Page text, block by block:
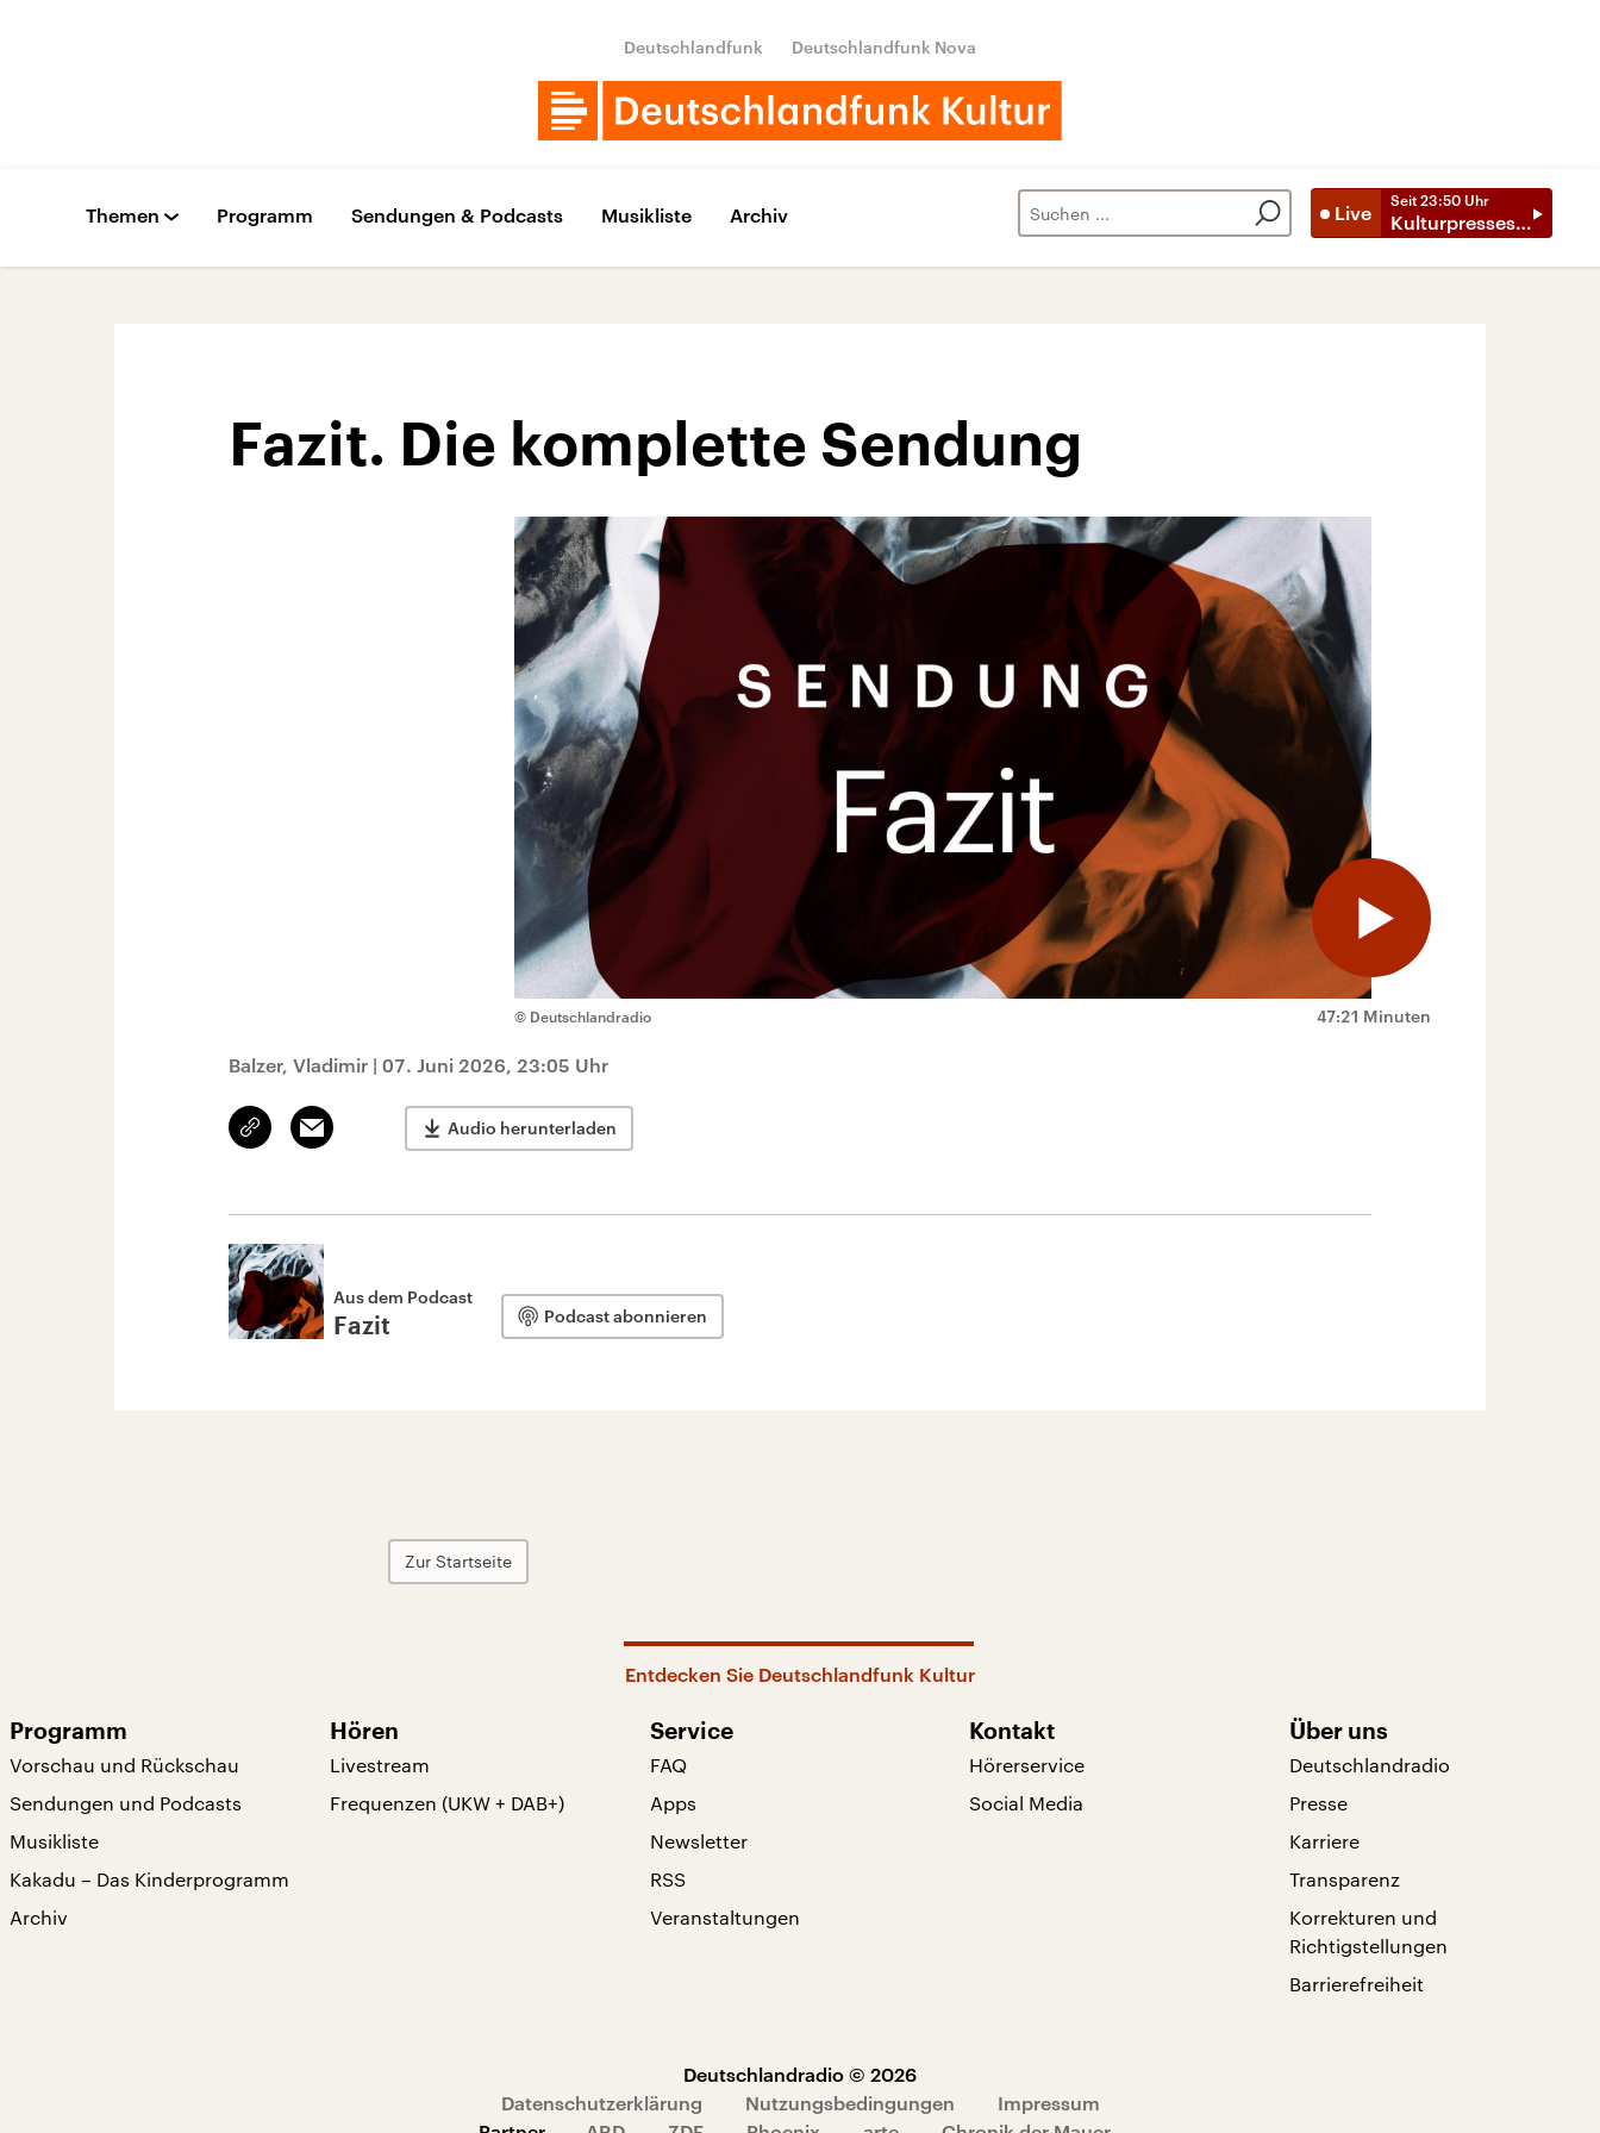
Deutschlandfunk Deutschlandfunk Nova
Live
Seit 23:50 Uhr
Kulturpresseschau
Themen Programm Sendungen & Podcasts Musikliste Archiv
Fazit. Die komplette Sendung
47:21 Minuten
© Deutschlandradio
Balzer, Vladimir | 07. Juni 2026, 23:05 Uhr
Link
kopieren/teilen
Email Audio herunterladen
Aus dem Podcast
Fazit Podcast abonnieren
Zur Startseite
Entdecken Sie Deutschlandfunk Kultur
Programm
Vorschau und Rückschau
Sendungen und Podcasts
Musikliste
Kakadu – Das Kinderprogramm
Archiv
Hören
Livestream
Frequenzen (UKW + DAB+)
Service
FAQ
Apps
Newsletter
RSS
Veranstaltungen
Kontakt
Hörerservice
Social Media
Über uns
Deutschlandradio
Presse
Karriere
Transparenz
Korrekturen und
Richtigstellungen
Barrierefreiheit
Deutschlandradio © 2026
Datenschutzerklärung
Nutzungsbedingungen
Impressum